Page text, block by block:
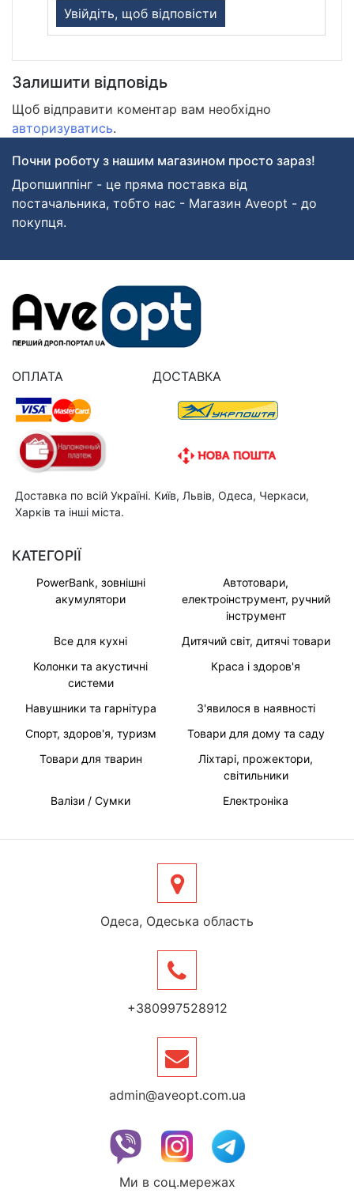
Увійдіть, щоб відповісти
Залишити відповідь
Щоб відправити коментар вам необхідно
авторизуватись.
Почни роботу з нашим магазином просто зараз!
Дропшиппінг - це пряма поставка від
постачальника, тобто нас - Магазин Aveopt - до
покупця.
ОПЛАТА ДОСТАВКА
Доставка по всій Україні. Київ, Львів, Одеса, Черкаси,
Харків та інші міста.
КАТЕГОРІЇ
PowerBank, зовнішні
акумулятори
Автотовари,
електроінструмент, ручний
інструмент
Все для кухні
Дитячий світ, дитячі товари
Колонки та акустичні
системи
Краса і здоров'я
Навушники та гарнітура
З'явилося в наявності
Спорт, здоров'я, туризм
Товари для дому та саду
Товари для тварин
Ліхтарі, прожектори,
світильники
Валізи / Сумки
Електроніка
Одеса, Одеська область
+380997528912
admin@aveopt.com.ua
Ми в соц.мережах